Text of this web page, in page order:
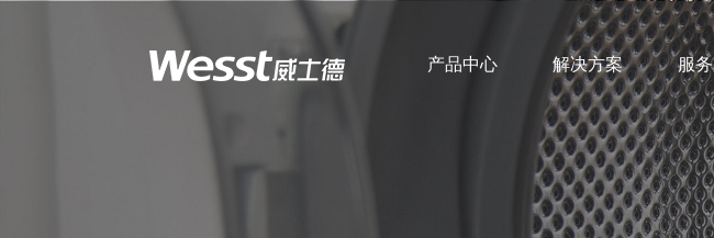
产品中心 解决方案 服
营销网络 售后服务
公司新闻
企业文化 发展历程